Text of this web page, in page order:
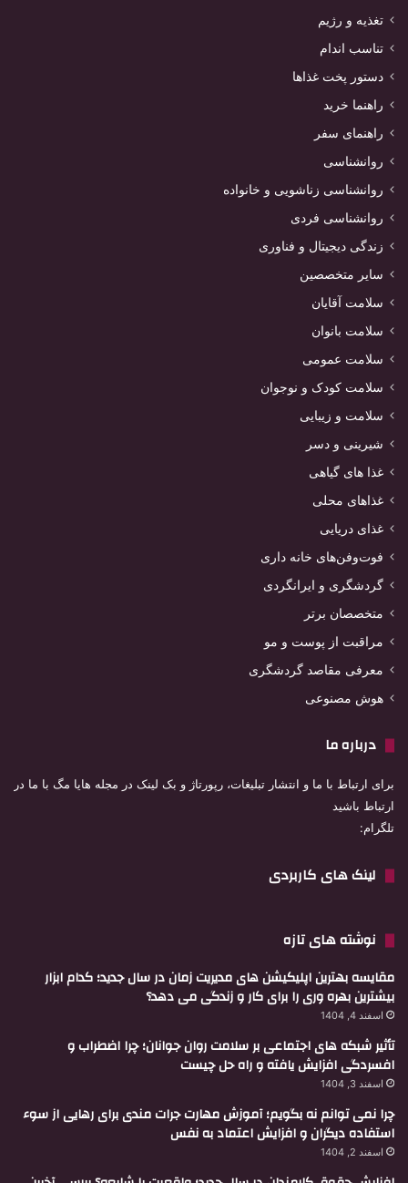
تغذیه و رژیم
تناسب اندام
دستور پخت غذاها
راهنما خرید
راهنمای سفر
روانشناسی
روانشناسی زناشویی و خانواده
روانشناسی فردی
زندگی دیجیتال و فناوری
سایر متخصصین
سلامت آقایان
سلامت بانوان
سلامت عمومی
سلامت کودک و نوجوان
سلامت و زیبایی
شیرینی و دسر
غذا های گیاهی
غذاهای محلی
غذای دریایی
فوت‌وفن‌های خانه داری
گردشگری و ایرانگردی
متخصصان برتر
مراقبت از پوست و مو
معرفی مقاصد گردشگری
هوش مصنوعی
درباره ما
برای ارتباط با ما و انتشار تبلیغات، رپورتاژ و بک لینک در مجله هایا مگ با ما در
ارتباط باشید
تلگرام:
لینک های کاربردی
نوشته های تازه
مقایسه بهترین اپلیکیشن های مدیریت زمان در سال جدید؛ کدام ابزار
بیشترین بهره وری را برای کار و زندگی می دهد؟
اسفند 4, 1404
تأثیر شبکه های اجتماعی بر سلامت روان جوانان؛ چرا اضطراب و
افسردگی افزایش یافته و راه حل چیست
اسفند 3, 1404
چرا نمی توانم نه بگویم؛ آموزش مهارت جرات مندی برای رهایی از سوء
استفاده دیگران و افزایش اعتماد به نفس
اسفند 2, 1404